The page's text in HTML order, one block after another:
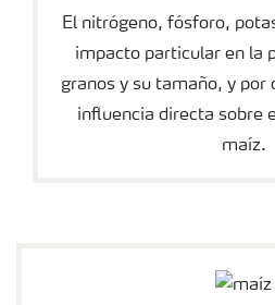
El nitrógeno, fósforo,
impacto particular en la
granos y su tamaño, y por
influencia directa sobre
maíz.